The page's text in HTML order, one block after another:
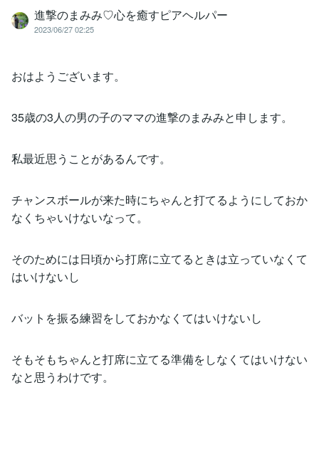
進撃のまみみ♡心を癒すピアヘルパー
2023/06/27 02:25
おはようございます。
35歳の3人の男の子のママの進撃のまみみと申します。
私最近思うことがあるんです。
チャンスボールが来た時にちゃんと打てるようにしておか
なくちゃいけないなって。
そのためには日頃から打席に立てるときは立っていなくて
はいけないし
バットを振る練習をしておかなくてはいけないし
そもそもちゃんと打席に立てる準備をしなくてはいけない
なと思うわけです。